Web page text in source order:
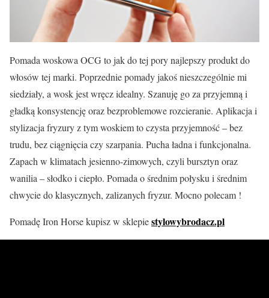
Pomada woskowa OCG to jak do tej pory najlepszy produkt do
włosów tej marki. Poprzednie pomady jakoś nieszczególnie mi
siedziały, a wosk jest wręcz idealny. Szanuję go za przyjemną i
gładką konsystencję oraz bezproblemowe rozcieranie. Aplikacja i
stylizacja fryzury z tym woskiem to czysta przyjemność – bez
trudu, bez ciągnięcia czy szarpania. Pucha ładna i funkcjonalna.
Zapach w klimatach jesienno-zimowych, czyli bursztyn oraz
wanilia – słodko i ciepło. Pomada o średnim połysku i średnim
chwycie do klasycznych, zalizanych fryzur. Mocno polecam !
Pomadę Iron Horse kupisz w sklepiestylowybrodacz.pl